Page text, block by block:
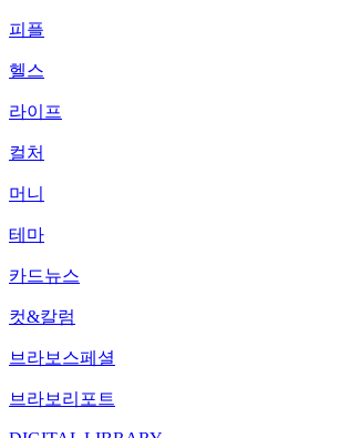
피플
헬스
라이프
컬처
머니
테마
카드뉴스
컷&칼럼
브라보스페셜
브라보리포트